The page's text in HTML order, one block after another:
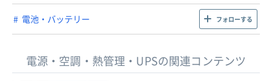
電池・バッテリー フォローする
電源・空調・熱管理・UPSの関連コンテンツ